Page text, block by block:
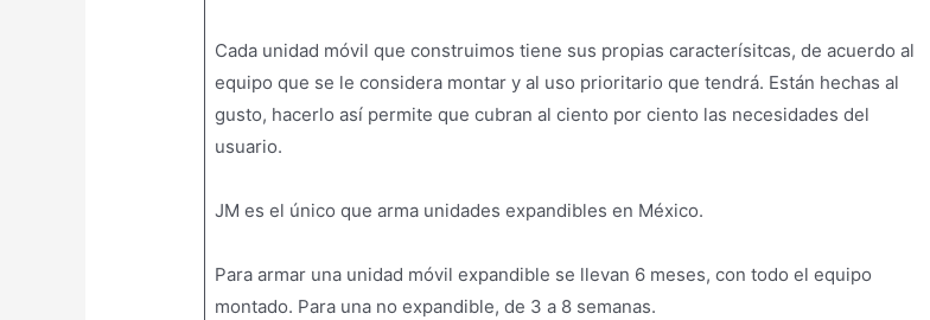
Cada unidad móvil que construimos tiene sus propias caracterísitcas, de acuerdo al
equipo que se le considera montar y al uso prioritario que tendrá. Están hechas al
gusto, hacerlo así permite que cubran al ciento por ciento las necesidades del
usuario.
JM es el único que arma unidades expandibles en México.
Para armar una unidad móvil expandible se llevan 6 meses, con todo el equipo
montado. Para una no expandible, de 3 a 8 semanas.